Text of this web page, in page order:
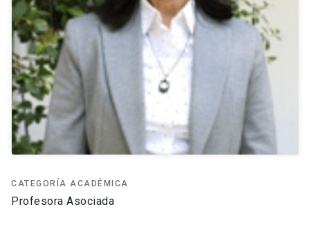
CATEGORÍA ACADÉMICA
Profesora Asociada